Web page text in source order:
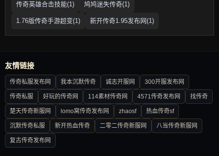
传奇英雄合击技能(1) 鸠鸠迷失传奇(1)
1.76版传奇手游超变(1) 新开传奇1.95发布网(1)
友情链接
传奇私服发布网 我本沉默传奇 诚志开服网 300开服发布网
传奇私服 好玩的传奇网 114素材传奇网 4571传奇发布网 找传奇
楚天传奇新服网 lomo窝传奇发布网 zhaosf 热血传奇sf
沉默传奇私服 新开热血传奇 二零二传奇新服网 八当传奇新服网
复古传奇发布网